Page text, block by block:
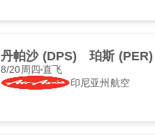
丹帕沙 (DPS) 珀斯 (PER)
8/20周四 直飞
印尼亚州航空